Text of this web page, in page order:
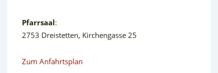
Pfarrsaal:
2753 Dreistetten, Kirchengasse 25
Zum Anfahrtsplan